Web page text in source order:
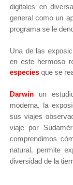
digitales en
general como un
programa se le
Una de las
en este hermoso
especies que se
Darwin un
moderna, la
sus viajes
viaje por
comprendimos
natural, permite
diversidad de la